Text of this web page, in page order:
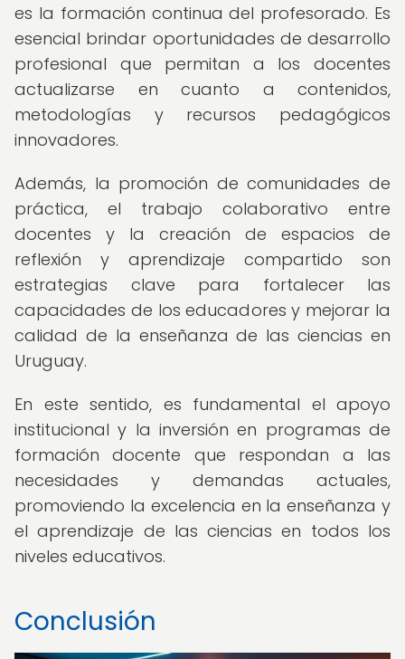
es la formación continua del profesorado. Es
esencial brindar oportunidades de desarrollo
profesional que permitan a los docentes
actualizarse en cuanto a contenidos,
metodologías y recursos pedagógicos
innovadores.
Además, la promoción de comunidades de
práctica, el trabajo colaborativo entre
docentes y la creación de espacios de
reflexión y aprendizaje compartido son
estrategias clave para fortalecer las
capacidades de los educadores y mejorar la
calidad de la enseñanza de las ciencias en
Uruguay.
En este sentido, es fundamental el apoyo
institucional y la inversión en programas de
formación docente que respondan a las
necesidades y demandas actuales,
promoviendo la excelencia en la enseñanza y
el aprendizaje de las ciencias en todos los
niveles educativos.
Conclusión